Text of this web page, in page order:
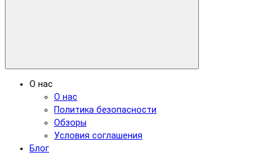
О нас
О нас
Политика безопасности
Обзоры
Условия соглашения
Блог